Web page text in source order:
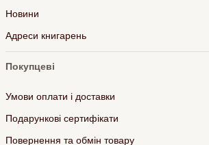
Новини
Адреси книгарень
Покупцеві
Умови оплати і доставки
Подарункові сертифікати
Повернення та обмін товару